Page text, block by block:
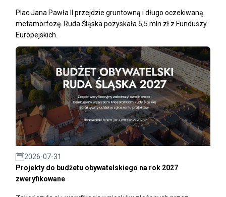
Plac Jana Pawła II przejdzie gruntowną i długo oczekiwaną
metamorfozę. Ruda Śląska pozyskała 5,5 mln zł z Funduszy
Europejskich.
2026-07-31
Projekty do budżetu obywatelskiego na rok 2027
zweryfikowane